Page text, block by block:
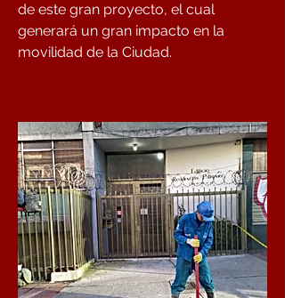
de este gran proyecto, el cual
generará un gran impacto en la
movilidad de la Ciudad.